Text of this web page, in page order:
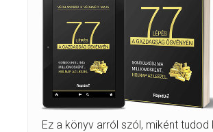
Ez a könyv arról szól, miként tudod